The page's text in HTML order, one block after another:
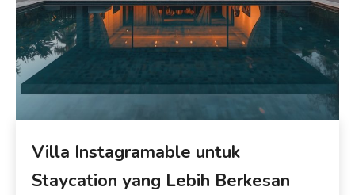
Villa Instagramable untuk
Staycation yang Lebih Berkesan